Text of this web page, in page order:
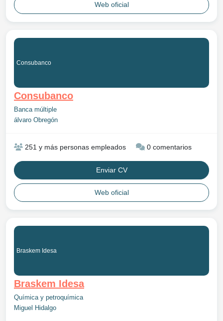
Web oficial
Consubanco
Consubanco
Banca múltiple
álvaro Obregón
251 y más personas empleados 0 comentarios
Enviar CV
Web oficial
Braskem Idesa
Braskem Idesa
Química y petroquímica
Miguel Hidalgo